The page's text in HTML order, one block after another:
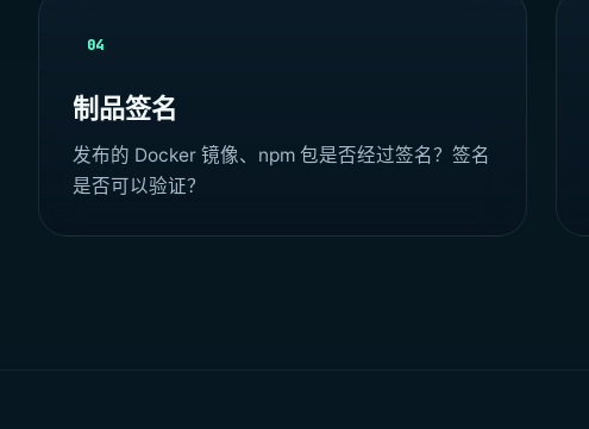
04
制品签名
发布的 Docker 镜像、npm 包是否经过签名？签名
是否可以验证？